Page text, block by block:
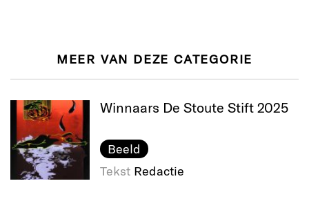
MEER VAN DEZE CATEGORIE
Winnaars De Stoute Stift 2025
Beeld
Tekst Redactie